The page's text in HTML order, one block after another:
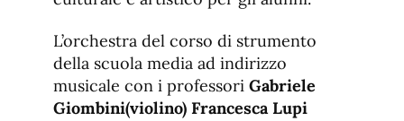
L’orchestra del corso di strumento
della scuola media ad indirizzo
musicale con i professori Gabriele
Giombini(violino) Francesca Lupi